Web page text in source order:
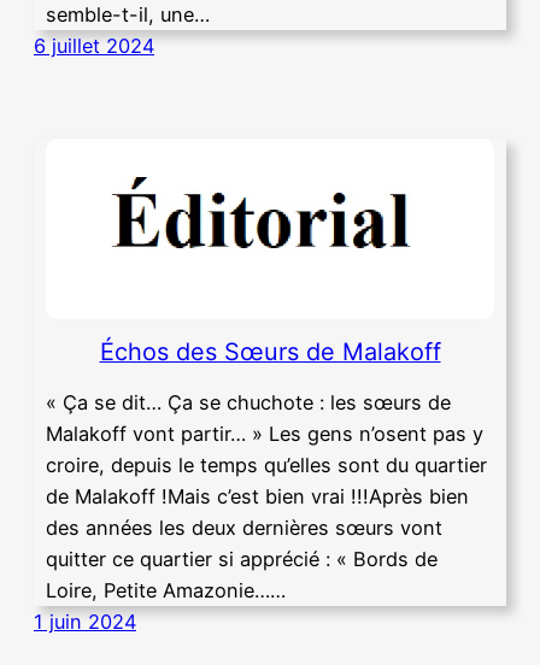
semble-t-il, une…
6 juillet 2024
Échos des Sœurs de Malakoff
« Ça se dit… Ça se chuchote : les sœurs de
Malakoff vont partir… » Les gens n’osent pas y
croire, depuis le temps qu’elles sont du quartier
de Malakoff !Mais c’est bien vrai !!!Après bien
des années les deux dernières sœurs vont
quitter ce quartier si apprécié : « Bords de
Loire, Petite Amazonie……
1 juin 2024